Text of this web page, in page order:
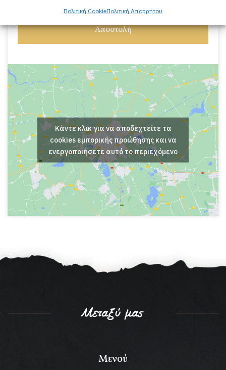
Πολιτική CookieΠολιτική Απορρήτου
Κάντε κλικ για να αποδεχτείτε τα
cookies εμπορικής προώθησης και να
ενεργοποιήσετε αυτό το περιεχόμενο
Αποστολή
Μεταξύ μας
Μενού